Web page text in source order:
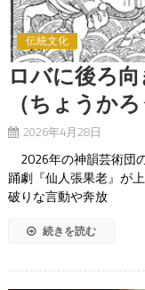
伝統文化
ロバに後ろ
（ちょうかろ
2026年4月28日
2026年の神韻芸術団
踊劇『仙人張果老』が
破りな言動や奔放
続きを読む